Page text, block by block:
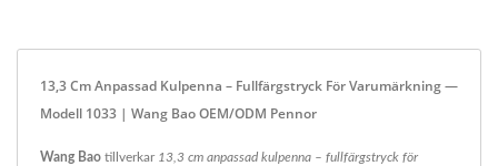
13,3 Cm Anpassad Kulpenna – Fullfärgstryck För Varumärkning —
Modell 1033 | Wang Bao OEM/ODM Pennor
Wang Bao tillverkar 13,3 cm anpassad kulpenna – fullfärgstryck för